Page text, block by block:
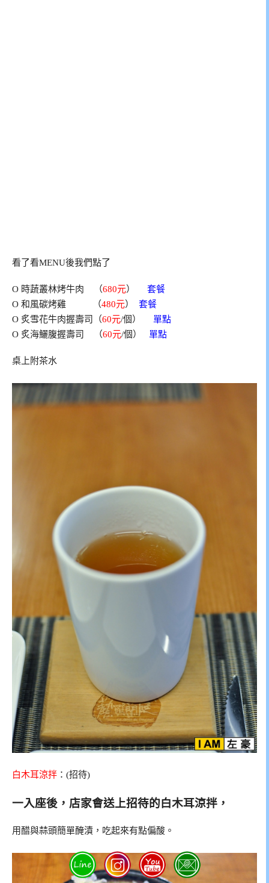
看了看MENU後我們點了
O 時蔬叢林烤牛肉 （680元） 套餐
O 和風碳烤雞 （480元） 套餐
O 炙雪花牛肉握壽司（60元/個）
單點
O 炙海鱺腹握壽司 （60元/個） 單點
桌上附茶水
白木耳涼拌 ：(招待)
一入座後，店家會送上招待的白木耳涼拌，
用醋與蒜頭簡單醃漬，吃起來有點偏酸。